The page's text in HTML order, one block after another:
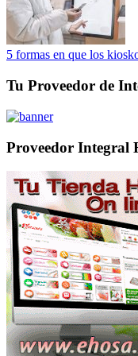
5 formas en que los
Tu Proveedor de
Proveedor Integral